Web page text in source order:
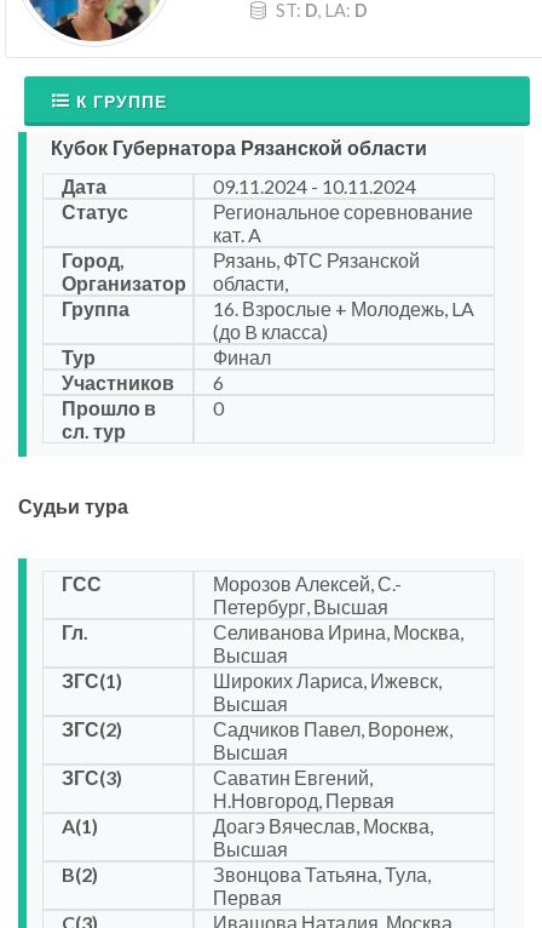
ST: D, LA: D
К ГРУППЕ
Кубок Губернатора Рязанской области
Дата
09.11.2024 - 10.11.2024
Статус
Региональное соревнование
кат. A
Город,
Организатор
Рязань, ФТС Рязанской
области,
Группа
16. Взрослые + Молодежь, LA
(до B класса)
Тур
Финал
Участников
6
Прошло в
сл. тур
0
Судьи тура
ГСС
Морозов Алексей, С.-
Петербург, Высшая
Гл.
Селиванова Ирина, Москва,
Высшая
ЗГС(1)
Широких Лариса, Ижевск,
Высшая
ЗГС(2)
Садчиков Павел, Воронеж,
Высшая
ЗГС(3)
Саватин Евгений,
Н.Новгород, Первая
A(1)
Доагэ Вячеслав, Москва,
Высшая
B(2)
Звонцова Татьяна, Тула,
Первая
C(3)
Ивашова Наталия, Москва,